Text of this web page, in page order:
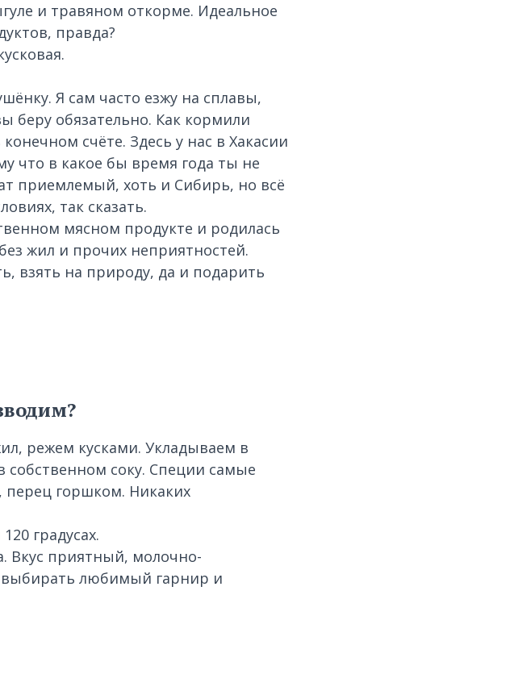
и травяном откорме. Идеальное
правда?
Я сам часто езжу на сплавы,
беру обязательно. Как кормили
счёте. Здесь у нас в Хакасии
что в какое бы время года ты не
приемлемый, хоть и Сибирь, но всё
так сказать.
мясном продукте и родилась
жил и прочих неприятностей.
взять на природу, да и подарить
режем кусками. Укладываем в
собственном соку. Специи самые
перец горшком. Никаких
градусах.
Вкус приятный, молочно-
выбирать любимый гарнир и